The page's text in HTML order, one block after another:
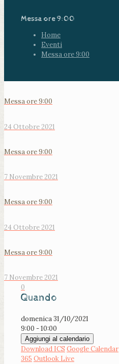
Messa ore 9:00
Home
Eventi
Messa ore 9:00
Messa ore 9:00
24 Ottobre 2021
Messa ore 9:00
7 Novembre 2021
Messa ore 9:00
24 Ottobre 2021
Messa ore 9:00
7 Novembre 2021
0
Quando
domenica 31/10/2021
9:00 - 10:00
Aggiungi al calendario
Download ICS Google Calendar
365 Outlook Live